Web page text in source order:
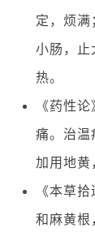
定，烦满
小肠，止
热。
《药性
痛。治温
加用地黄
《本草
和麻黄根